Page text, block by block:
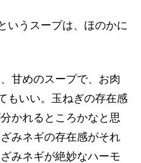
いうスープは、ほのかに
甘めのスープで、お肉
もいい。玉ねぎの存在感
かれるところかなと思
みネギの存在感がそれ
みネギが絶妙なハーモ